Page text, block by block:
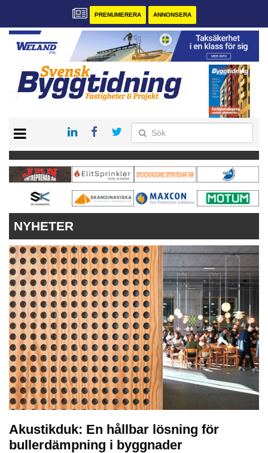
PRENUMERERA ANNONSERA
PRENUMERERA
VÅRA ANDRA MAGASIN
ANNONSERA
NYHETER
Akustikduk: En hållbar lösning för
bullerdämpning i byggnader